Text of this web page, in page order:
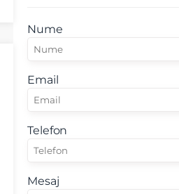
Nume
Email
Telefon
Mesaj